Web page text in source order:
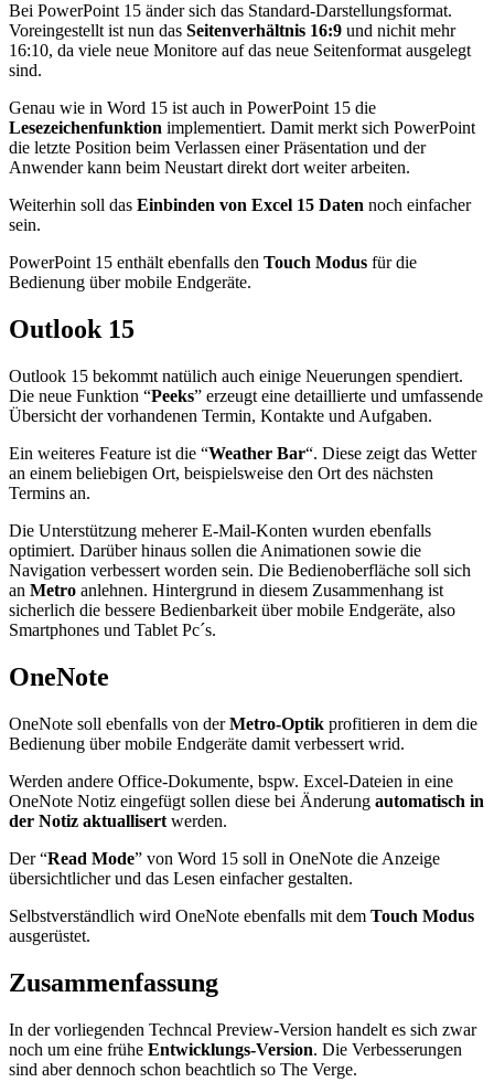
Bei PowerPoint 15 änder sich das Standard-Darstellungsformat.
Voreingestellt ist nun das Seitenverhältnis 16:9 und nichit mehr
16:10, da viele neue Monitore auf das neue Seitenformat ausgelegt
sind.
Genau wie in Word 15 ist auch in PowerPoint 15 die
Lesezeichenfunktion implementiert. Damit merkt sich PowerPoint
die letzte Position beim Verlassen einer Präsentation und der
Anwender kann beim Neustart direkt dort weiter arbeiten.
Weiterhin soll das Einbinden von Excel 15 Daten noch einfacher
sein.
PowerPoint 15 enthält ebenfalls den Touch Modus für die
Bedienung über mobile Endgeräte.
Outlook 15
Outlook 15 bekommt natülich auch einige Neuerungen spendiert.
Die neue Funktion “Peeks” erzeugt eine detaillierte und umfassende
Übersicht der vorhandenen Termin, Kontakte und Aufgaben.
Ein weiteres Feature ist die “Weather Bar“. Diese zeigt das Wetter
an einem beliebigen Ort, beispielsweise den Ort des nächsten
Termins an.
Die Unterstützung meherer E-Mail-Konten wurden ebenfalls
optimiert. Darüber hinaus sollen die Animationen sowie die
Navigation verbessert worden sein. Die Bedienoberfläche soll sich
an Metro anlehnen. Hintergrund in diesem Zusammenhang ist
sicherlich die bessere Bedienbarkeit über mobile Endgeräte, also
Smartphones und Tablet Pc´s.
OneNote
OneNote soll ebenfalls von derMetro-Optik profitieren in dem die
Bedienung über mobile Endgeräte damit verbessert wrid.
Werden andere Office-Dokumente, bspw. Excel-Dateien in eine
OneNote Notiz eingefügt sollen diese bei Änderung automatisch in
der Notiz aktuallisert werden.
Der “Read Mode” von Word 15 soll in OneNote die Anzeige
übersichtlicher und das Lesen einfacher gestalten.
Selbstverständlich wird OneNote ebenfalls mit dem Touch Modus
ausgerüstet.
Zusammenfassung
In der vorliegenden Techncal Preview-Version handelt es sich zwar
noch um eine frühe Entwicklungs-Version. Die Verbesserungen
sind aber dennoch schon beachtlich so The Verge.